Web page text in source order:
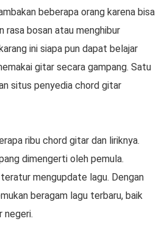
beberapa orang karena bisa
rasa bosan atau menghibur
ini siapa pun dapat belajar
gitar secara gampang. Satu
situs penyedia chord gitar
ribu chord gitar dan liriknya.
dimengerti oleh pemula.
mengupdate lagu. Dengan
beragam lagu terbaru, baik
negeri.